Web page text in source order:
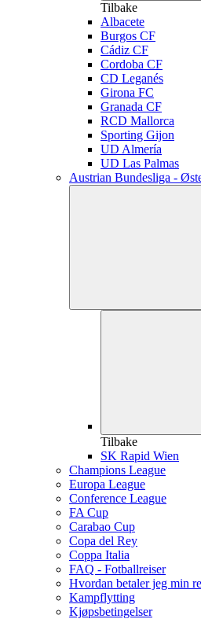
Tilbake
Albacete
Burgos CF
Cádiz CF
Cordoba CF
CD Leganés
Girona FC
Granada CF
RCD Mallorca
Sporting Gijon
UD Almería
UD Las Palmas
Austrian Bundesliga -
Tilbake
SK Rapid Wien
Champions League
Europa League
Conference League
FA Cup
Carabao Cup
Copa del Rey
Coppa Italia
FAQ - Fotballreiser
Hvordan betaler jeg min
Kampflytting
Kjøpsbetingelser